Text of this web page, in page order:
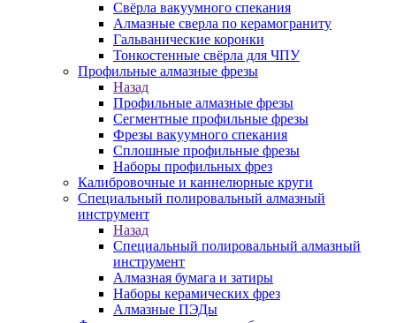
Свёрла вакуумного спекания
Алмазные сверла по керамограниту
Гальванические коронки
Тонкостенные свёрла для ЧПУ
Профильные алмазные фрезы
Назад
Профильные алмазные фрезы
Сегментные профильные фрезы
Фрезы вакуумного спекания
Сплошные профильные фрезы
Наборы профильных фрез
Калибровочные и каннелюрные круги
Специальный полировальный алмазный
инструмент
Назад
Специальный полировальный алмазный
инструмент
Алмазная бумага и затиры
Наборы керамических фрез
Алмазные ПЭДы